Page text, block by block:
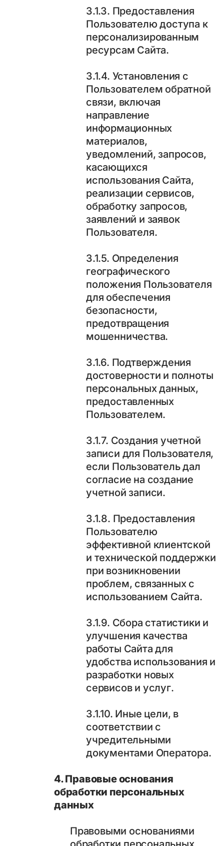
3.1.3. Предоставления
Пользователю доступа к
персонализированным
ресурсам Сайта.
3.1.4. Установления с
Пользователем обратной
связи, включая
направление
информационных
материалов,
уведомлений, запросов,
касающихся
использования Сайта,
реализации сервисов,
обработку запросов,
заявлений и заявок
Пользователя.
3.1.5. Определения
географического
положения Пользователя
для обеспечения
безопасности,
предотвращения
мошенничества.
3.1.6. Подтверждения
достоверности и полноты
персональных данных,
предоставленных
Пользователем.
3.1.7. Создания учетной
записи для Пользователя,
если Пользователь дал
согласие на создание
учетной записи.
3.1.8. Предоставления
Пользователю
эффективной клиентской
и технической поддержки
при возникновении
проблем, связанных с
использованием Сайта.
3.1.9. Сбора статистики и
улучшения качества
работы Сайта для
удобства использования и
разработки новых
сервисов и услуг.
3.1.10. Иные цели, в
соответствии с
учредительными
документами Оператора.
4. Правовые основания
обработки персональных
данных
Правовыми основаниями